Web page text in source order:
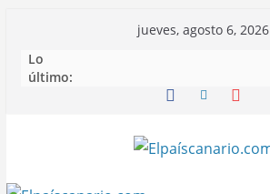
contenido
jueves, agosto 6, 2026
Lo
último: